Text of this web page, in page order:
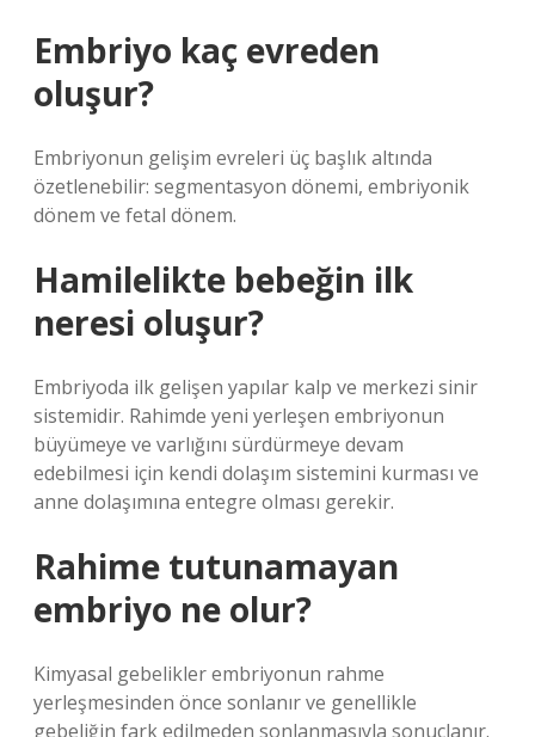
Embriyo kaç evreden
oluşur?
Embriyonun gelişim evreleri üç başlık altında
özetlenebilir: segmentasyon dönemi, embriyonik
dönem ve fetal dönem.
Hamilelikte bebeğin ilk
neresi oluşur?
Embriyoda ilk gelişen yapılar kalp ve merkezi sinir
sistemidir. Rahimde yeni yerleşen embriyonun
büyümeye ve varlığını sürdürmeye devam
edebilmesi için kendi dolaşım sistemini kurması ve
anne dolaşımına entegre olması gerekir.
Rahime tutunamayan
embriyo ne olur?
Kimyasal gebelikler embriyonun rahme
yerleşmesinden önce sonlanır ve genellikle
gebeliğin fark edilmeden sonlanmasıyla sonuçlanır.